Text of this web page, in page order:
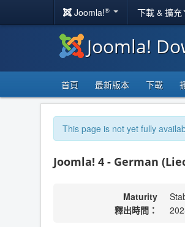
Joomla!® 下載 & 擴充
Joomla!
首頁 最新版本 下載
This page is not yet fully
Joomla! 4 - German
Maturity
釋出時間：